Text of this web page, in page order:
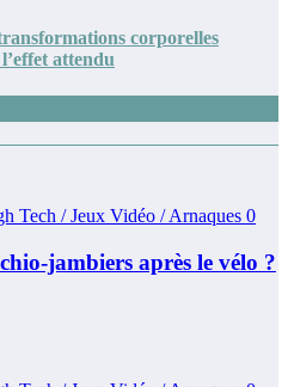
corporelles
attendu
Tech / Jeux Vidéo / Arnaques 0
jambiers après le vélo ?